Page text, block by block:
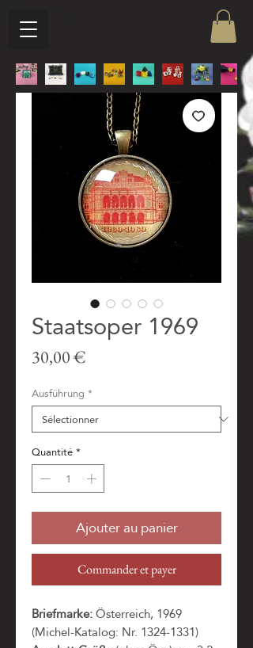
Staatsoper 1969
30,00 €
Ausführung *
Quantité*
Ajouter au panier
Commander et payer
Briefmarke:Österreich, 1969
(Michel-Katalog: Nr. 1324-1331)